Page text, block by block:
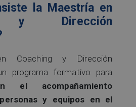
la Maestría en
y Dirección
Coaching y Dirección
programa formativo para
el acompañamiento
y equipos en el